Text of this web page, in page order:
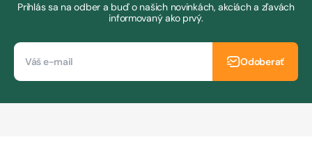
Prihlás sa na odber a buď o našich novinkách, akciách a zľavách
informovaný ako prvý.
Odoberať